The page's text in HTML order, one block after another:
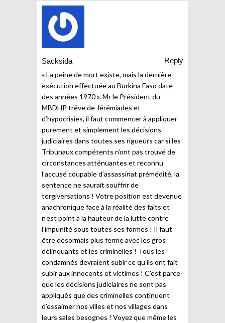
Sacksida
Reply
« La peine de mort existe, mais la dernière
exécution effectuée au Burkina Faso date
des années 1970 ». Mr le Président du
MBDHP trêve de Jérémiades et
d’hypocrisies, il faut commencer à appliquer
purement et simplement les décisions
judiciaires dans toutes ses rigueurs car si les
Tribunaux compétents n’ont pas trouvé de
circonstances atténuantes et reconnu
l’accusé coupable d’assassinat prémédité, la
sentence ne saurait souffrir de
tergiversations ! Votre position est devenue
anachronique face à la réalité des faits et
n’est point à la hauteur de la lutte contre
l’impunité sous toutes ses formes ! Il faut
être désormais plus ferme avec les gros
délinquants et les criminelles ! Tous les
condamnés devraient subir ce qu’ils ont fait
subir aux innocents et victimes ! C’est parce
que les décisions judiciaires ne sont pas
appliqués que des criminelles continuent
d’essaimer nos villes et nos villages dans
leurs sales besognes ! Voyez que même les